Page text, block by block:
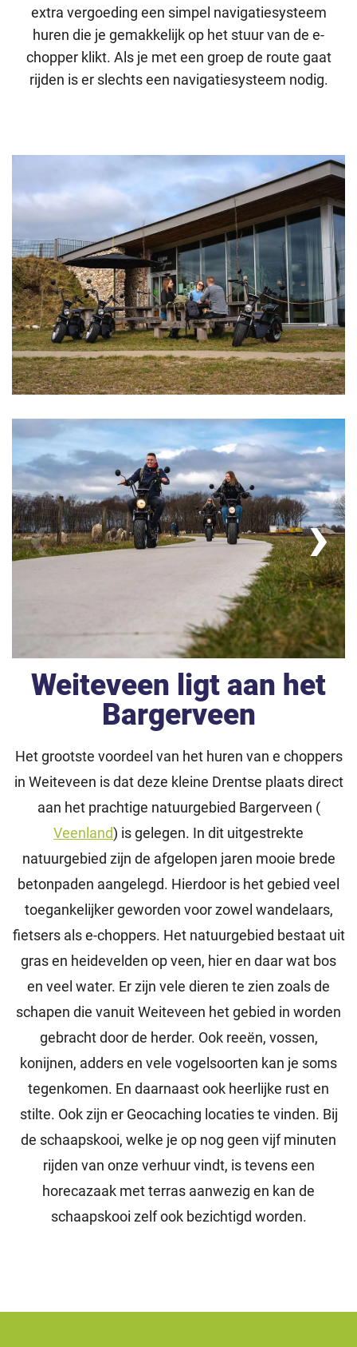
extra vergoeding een simpel navigatiesysteem
huren die je gemakkelijk op het stuur van de e-
chopper klikt. Als je met een groep de route gaat
rijden is er slechts een navigatiesysteem nodig.
Weiteveen ligt aan het
Bargerveen
Het grootste voordeel van het huren van e choppers
in Weiteveen is dat deze kleine Drentse plaats direct
aan het prachtige natuurgebied Bargerveen (
Veenland) is gelegen. In dit uitgestrekte
natuurgebied zijn de afgelopen jaren mooie brede
betonpaden aangelegd. Hierdoor is het gebied veel
toegankelijker geworden voor zowel wandelaars,
fietsers als e-choppers. Het natuurgebied bestaat uit
gras en heidevelden op veen, hier en daar wat bos
en veel water. Er zijn vele dieren te zien zoals de
schapen die vanuit Weiteveen het gebied in worden
gebracht door de herder. Ook reeën, vossen,
konijnen, adders en vele vogelsoorten kan je soms
tegenkomen. En daarnaast ook heerlijke rust en
stilte. Ook zijn er Geocaching locaties te vinden. Bij
de schaapskooi, welke je op nog geen vijf minuten
rijden van onze verhuur vindt, is tevens een
horecazaak met terras aanwezig en kan de
schaapskooi zelf ook bezichtigd worden.